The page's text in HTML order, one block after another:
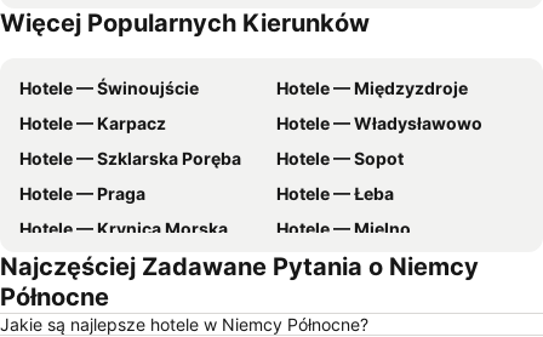
Hotele — zachodniopomorskie
Hotele — Wybrzeże Bałtyckie
Więcej Popularnych Kierunków
Hotele — Świnoujście
Hotele — Międzyzdroje
Hotele — Karpacz
Hotele — Władysławowo
Hotele — Szklarska Poręba
Hotele — Sopot
Hotele — Praga
Hotele — Łeba
Hotele — Krynica Morska
Hotele — Mielno
Hotele — Poznań
Hotele — Gdynia
Hotele — Łódź
Najczęściej Zadawane Pytania o Niemcy
Północne
Jakie są najlepsze hotele w Niemcy Północne?